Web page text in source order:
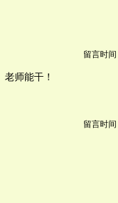
留言时间
师能干！
留言时间